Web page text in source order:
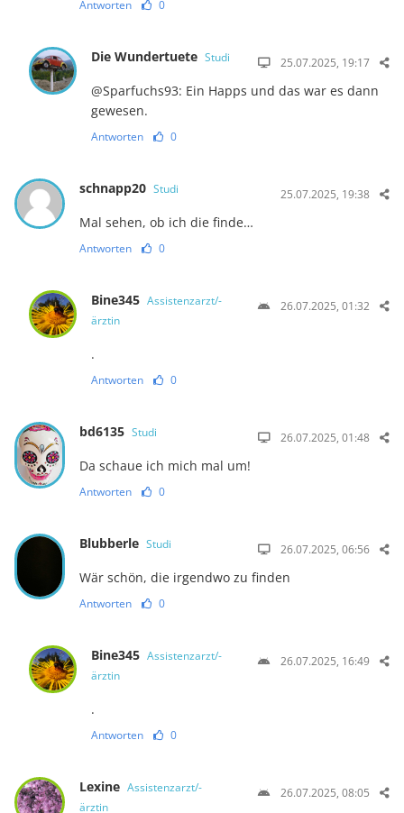
Antworten 0
Die Wundertuete Studi 25.07.2025, 19:17
@Sparfuchs93: Ein Happs und das war es dann
gewesen.
Antworten 0
schnapp20 Studi 25.07.2025, 19:38
Mal sehen, ob ich die finde…
Antworten 0
Bine345 Assistenzarzt/-
ärztin
26.07.2025, 01:32
.
Antworten 0
bd6135 Studi 26.07.2025, 01:48
Da schaue ich mich mal um!
Antworten 0
Blubberle Studi 26.07.2025, 06:56
Wär schön, die irgendwo zu finden
Antworten 0
Bine345 Assistenzarzt/-
ärztin
26.07.2025, 16:49
.
Antworten 0
Lexine Assistenzarzt/-
ärztin
26.07.2025, 08:05